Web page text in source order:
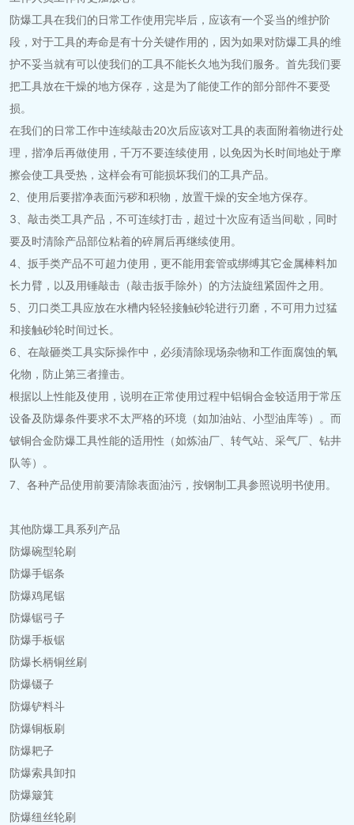
防爆工具在我们的日常工作使用完毕后，应该有一个妥当的维护阶
段，对于工具的寿命是有十分关键作用的，因为如果对防爆工具的维
护不妥当就有可以使我们的工具不能长久地为我们服务。首先我们要
把工具放在干燥的地方保存，这是为了能使工作的部分部件不要受
损。
在我们的日常工作中连续敲击20次后应该对工具的表面附着物进行处
理，揩净后再做使用，千万不要连续使用，以免因为长时间地处于摩
擦会使工具受热，这样会有可能损坏我们的工具产品。
2、使用后要揩净表面污秽和积物，放置干燥的安全地方保存。
3、敲击类工具产品，不可连续打击，超过十次应有适当间歇，同时
要及时清除产品部位粘着的碎屑后再继续使用。
4、扳手类产品不可超力使用，更不能用套管或绑缚其它金属棒料加
长力臂，以及用锤敲击（敲击扳手除外）的方法旋纽紧固件之用。
5、刃口类工具应放在水槽内轻轻接触砂轮进行刃磨，不可用力过猛
和接触砂轮时间过长。
6、在敲砸类工具实际操作中，必须清除现场杂物和工作面腐蚀的氧
化物，防止第三者撞击。
根据以上性能及使用，说明在正常使用过程中铝铜合金较适用于常压
设备及防爆条件要求不太严格的环境（如加油站、小型油库等）。而
铍铜合金防爆工具性能的适用性（如炼油厂、转气站、采气厂、钻井
队等）。
7、各种产品使用前要清除表面油污，按钢制工具参照说明书使用。
其他防爆工具系列产品
防爆碗型轮刷
防爆手锯条
防爆鸡尾锯
防爆锯弓子
防爆手板锯
防爆长柄铜丝刷
防爆镊子
防爆铲料斗
防爆铜板刷
防爆耙子
防爆索具卸扣
防爆簸箕
防爆纽丝轮刷